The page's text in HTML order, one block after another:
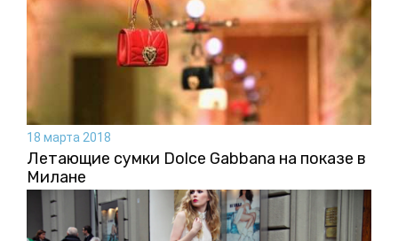
18 марта 2018
Летающие сумки Dolce Gabbana на показе в
Милане